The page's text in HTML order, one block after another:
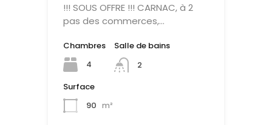
!!! SOUS OFFRE !!! CARNAC, à 2
pas des commerces,…
Chambres
4
Salle de bains
2
Surface
90 m²